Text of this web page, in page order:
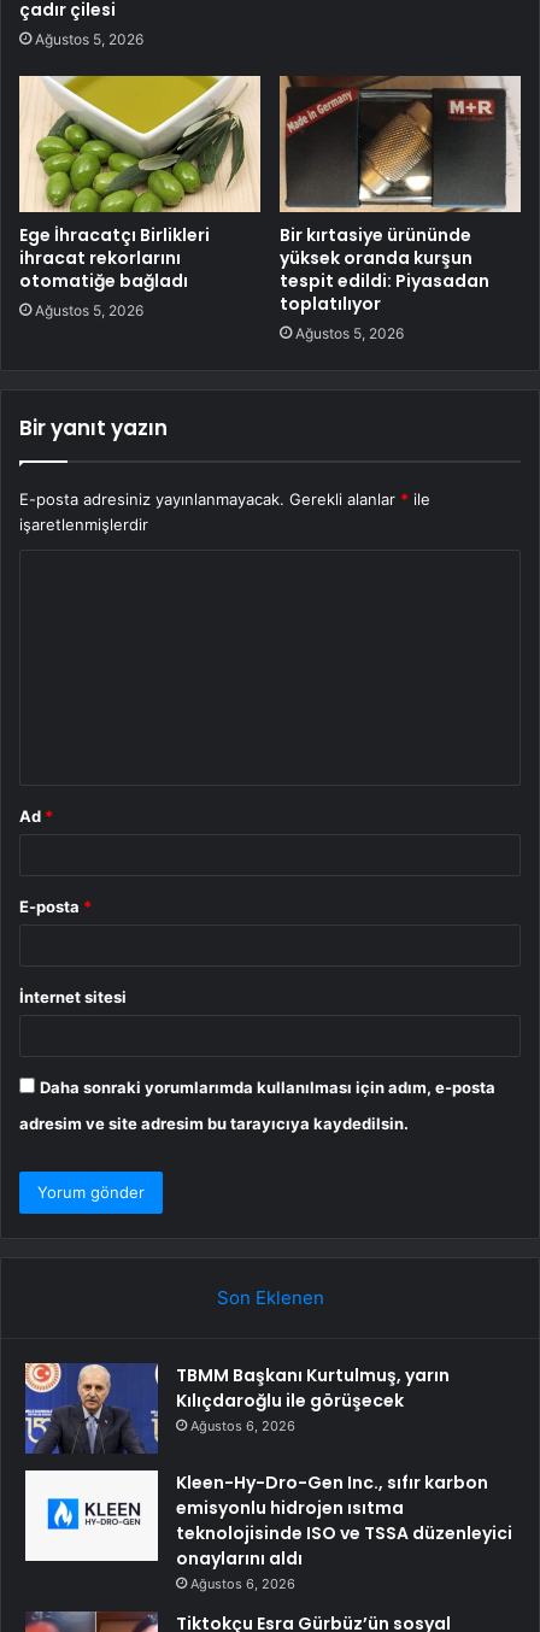
çadır çilesi
Ağustos 5, 2026
Ege İhracatçı Birlikleri
ihracat rekorlarını
otomatiğe bağladı
Ağustos 5, 2026
Bir kırtasiye ürününde
yüksek oranda kurşun
tespit edildi: Piyasadan
toplatılıyor
Ağustos 5, 2026
Bir yanıt yazın
E-posta adresiniz yayınlanmayacak. Gerekli alanlar * ile
işaretlenmişlerdir
Ad *
E-posta *
İnternet sitesi
Daha sonraki yorumlarımda kullanılması için adım, e-posta
adresim ve site adresim bu tarayıcıya kaydedilsin.
Son Eklenen
TBMM Başkanı Kurtulmuş, yarın
Kılıçdaroğlu ile görüşecek
Ağustos 6, 2026
Kleen-Hy-Dro-Gen Inc., sıfır karbon
emisyonlu hidrojen ısıtma
teknolojisinde ISO ve TSSA düzenleyici
onaylarını aldı
Ağustos 6, 2026
Tiktokçu Esra Gürbüz’ün sosyal